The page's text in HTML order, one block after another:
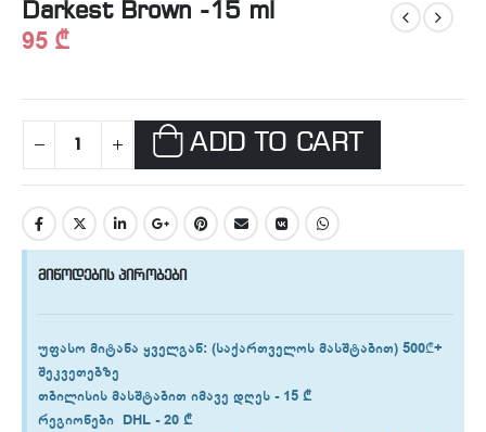
Darkest Brown -15 ml
95 ₾
ADD TO CART
მიწოდების პირობები
უფასო მიტანა ყველგან: (საქართველოს მასშტაბით) 500₾+
შეკვეთებზე
თბილისის მასშტაბით იმავე დღეს -15 ₾
რეგიონები DHL -20 ₾